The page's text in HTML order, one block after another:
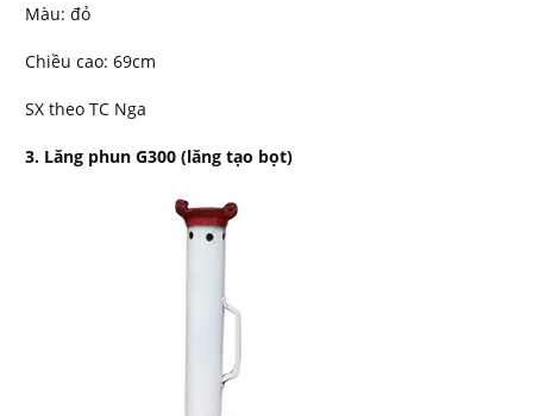
Màu: đỏ
Chiều cao: 69cm
SX theo TC Nga
3. Lăng phun G300 (lăng tạo bọt)